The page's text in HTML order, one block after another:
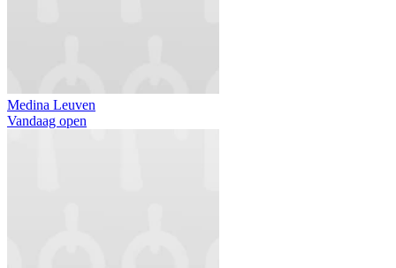
Medina Leuven
Vandaag open